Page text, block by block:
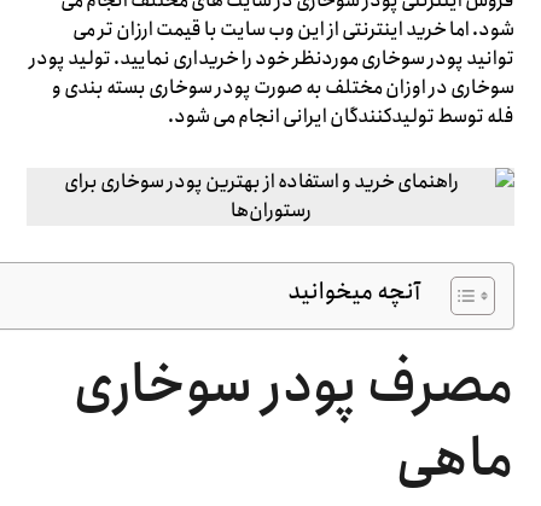
شود. اما خرید اینترنتی از این وب سایت با قیمت ارزان تر می
توانید پودر سوخاری موردنظر خود را خریداری نمایید. تولید پودر
سوخاری در اوزان مختلف به صورت پودر سوخاری بسته بندی و
فله توسط تولیدکنندگان ایرانی انجام می شود.
آنچه میخوانید
مصرف پودر سوخاری
ماهی